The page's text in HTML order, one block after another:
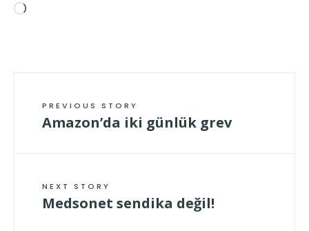
Wird
PREVIOUS STORY
Amazon’da iki günlük grev
NEXT STORY
Medsonet sendika değil!